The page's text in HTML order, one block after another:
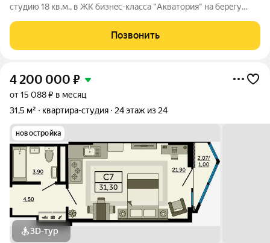
студию 18 кв.м., в ЖК бизнeс-клaсса "Аквaтoрия" нa бepeгу
этаже 24-ти этажного дома. Дом монолитно-кирпичный 2024
года постройки. Из
Позвонить
4 200 000 ₽
от 15 088 ₽ в месяц
31,5 м²
квартира-студия 24 этаж из 24
новостройка
3D-тур